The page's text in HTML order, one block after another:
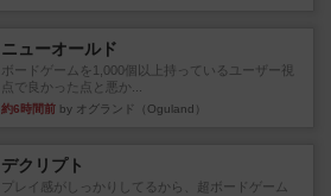
ニューオールド
ボードゲームを1,000個以上持っているユーザー視
点で良かった点と悪か...
約6時間前 by オグランド（Oguland）
デクリプト
プレイ感がしっかりしてるから、超ボードゲーム